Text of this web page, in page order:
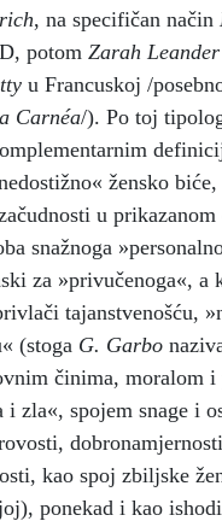
, na specifičan način
potom Zarah Leander
u Francuskoj /
Carnéa/). Po toj
žensko
u
snažnoga
za »privučenoga«,
tajanstvenošću,
(stoga G. Garbo
činima, moralom i
i zla«, spojem snage i
kao spoj zbiljske
ponekad i kao